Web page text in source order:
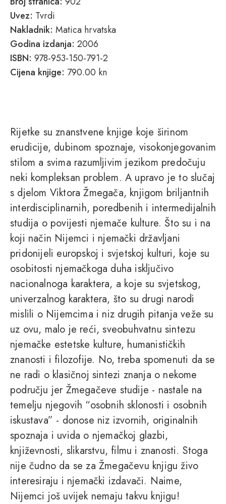
Uvez: Tvrdi
Nakladnik: Matica hrvatska
Godina izdanja: 2006
ISBN: 978-953-150-791-2
Cijena knjige: 790.00 kn
Rijetke su znanstvene knjige koje širinom
erudicije, dubinom spoznaje, visokonjegovanim
stilom a svima razumljivim jezikom predočuju
neki kompleksan problem. A upravo je to slučaj
s djelom Viktora Žmegača, knjigom briljantnih
interdisciplinarnih, poredbenih i intermedijalnih
studija o povijesti njemače kulture. Što su i na
koji način Nijemci i njemački državljani
pridonijeli europskoj i svjetskoj kulturi, koje su
osobitosti njemačkoga duha isključivo
nacionalnoga karaktera, a koje su svjetskog,
univerzalnog karaktera, što su drugi narodi
mislili o Nijemcima i niz drugih pitanja veže su
uz ovu, malo je reći, sveobuhvatnu sintezu
njemačke estetske kulture, humanističkih
znanosti i filozofije. No, treba spomenuti da se
ne radi o klasičnoj sintezi znanja o nekome
području jer Žmegačeve studije - nastale na
temelju njegovih “osobnih sklonosti i osobnih
iskustava” - donose niz izvornih, originalnih
spoznaja i uvida o njemačkoj glazbi,
književnosti, slikarstvu, filmu i znanosti. Stoga
nije čudno da se za Žmegačevu knjigu živo
interesiraju i njemački izdavači. Naime,
Nijemci još uvijek nemaju takvu knjigu!